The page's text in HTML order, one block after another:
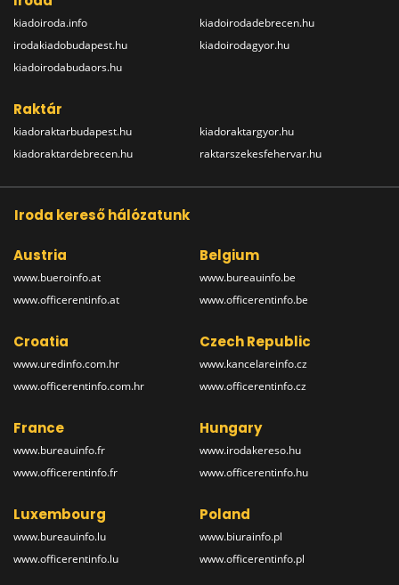
kiadoiroda.info
irodakiadobudapest.hu
kiadoirodabudaors.hu
kiadoirodadebrecen.hu
kiadoirodagyor.hu
Raktár
kiadoraktarbudapest.hu
kiadoraktardebrecen.hu
kiadoraktargyor.hu
raktarszekesfehervar.hu
Iroda kereső hálózatunk
Austria
www.bueroinfo.at
www.officerentinfo.at
Belgium
www.bureauinfo.be
www.officerentinfo.be
Croatia
www.uredinfo.com.hr
www.officerentinfo.com.hr
Czech Republic
www.kancelareinfo.cz
www.officerentinfo.cz
France
www.bureauinfo.fr
www.officerentinfo.fr
Hungary
www.irodakereso.hu
www.officerentinfo.hu
Luxembourg
www.bureauinfo.lu
www.officerentinfo.lu
Poland
www.biurainfo.pl
www.officerentinfo.pl